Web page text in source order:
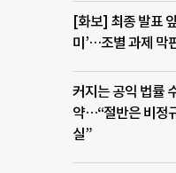
[화보] 최종 발표
미’…조별 과제 막
커지는 공익 법률
약…“절반은 비정
실”